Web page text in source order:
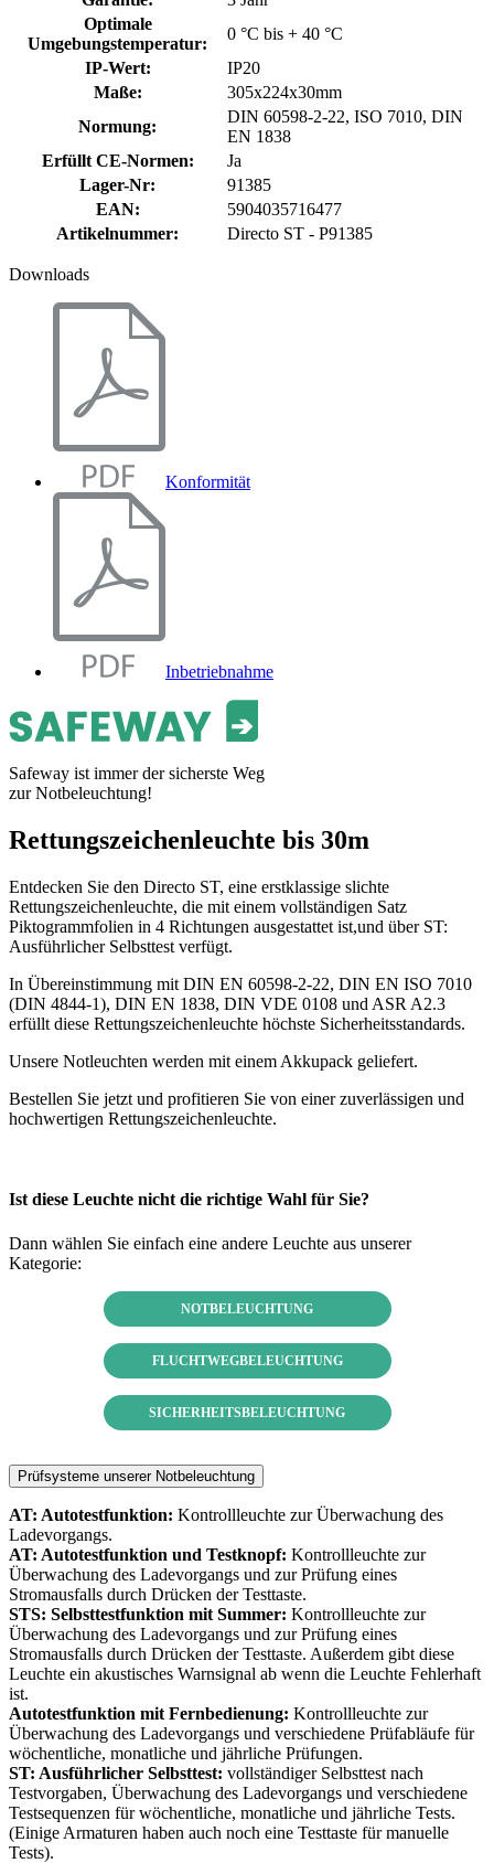
Optimale
Umgebungstemperatur:
0 °C bis + 40 °C
IP-Wert:
IP20
Maße:
305x224x30mm
Normung:
DIN 60598-2-22, ISO 7010, DIN
EN 1838
Erfüllt CE-Normen:
Ja
Lager-Nr:
91385
EAN:
5904035716477
Artikelnummer: Directo ST - P91385
Downloads
Konformität
Inbetriebnahme
Safeway ist immer der sicherste Weg
zur Notbeleuchtung!
Rettungszeichenleuchte bis 30m
Entdecken Sie den Directo ST, eine erstklassige slichte
Rettungszeichenleuchte, die mit einem vollständigen Satz
Piktogrammfolien in 4 Richtungen ausgestattet ist,und über ST:
Ausführlicher Selbsttest verfügt.
In Übereinstimmung mit DIN EN 60598-2-22, DIN EN ISO 7010
(DIN 4844-1), DIN EN 1838, DIN VDE 0108 und ASR A2.3
erfüllt diese Rettungszeichenleuchte höchste Sicherheitsstandards.
Unsere Notleuchten werden mit einem Akkupack geliefert.
Bestellen Sie jetzt und profitieren Sie von einer zuverlässigen und
hochwertigen Rettungszeichenleuchte.
Ist diese Leuchte nicht die richtige Wahl für Sie?
Dann wählen Sie einfach eine andere Leuchte aus unserer
Kategorie:
NOTBELEUCHTUNG
FLUCHTWEGBELEUCHTUNG
SICHERHEITSBELEUCHTUNG
Prüfsysteme unserer Notbeleuchtung
AT: Autotestfunktion: Kontrollleuchte zur Überwachung des
Ladevorgangs.
AT: Autotestfunktion und Testknopf: Kontrollleuchte zur
Überwachung des Ladevorgangs und zur Prüfung eines
Stromausfalls durch Drücken der Testtaste.
STS: Selbsttestfunktion mit Summer: Kontrollleuchte zur
Überwachung des Ladevorgangs und zur Prüfung eines
Stromausfalls durch Drücken der Testtaste. Außerdem gibt diese
Leuchte ein akustisches Warnsignal ab wenn die Leuchte Fehlerhaft
ist.
Autotestfunktion mit Fernbedienung: Kontrollleuchte zur
Überwachung des Ladevorgangs und verschiedene Prüfabläufe für
wöchentliche, monatliche und jährliche Prüfungen.
ST: Ausführlicher Selbsttest: vollständiger Selbsttest nach
Testvorgaben, Überwachung des Ladevorgangs und verschiedene
Testsequenzen für wöchentliche, monatliche und jährliche Tests.
(Einige Armaturen haben auch noch eine Testtaste für manuelle
Tests).